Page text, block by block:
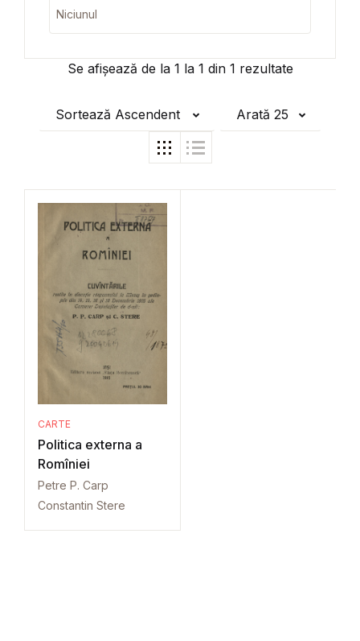
Se afișează de la 1 la 1 din 1 rezultate
Sortează Ascendent Arată 25
CARTE
Politica externa a
Romîniei
Petre P. Carp
Constantin Stere